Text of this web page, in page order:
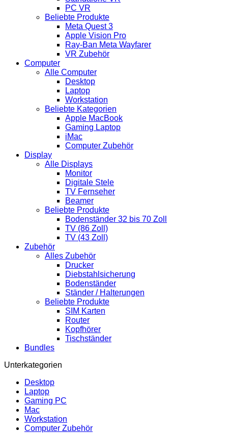
PC VR
Beliebte Produkte
Meta Quest 3
Apple Vision Pro
Ray-Ban Meta Wayfarer
VR Zubehör
Computer
Alle Computer
Desktop
Laptop
Workstation
Beliebte Kategorien
Apple MacBook
Gaming Laptop
iMac
Computer Zubehör
Display
Alle Displays
Monitor
Digitale Stele
TV Fernseher
Beamer
Beliebte Produkte
Bodenständer 32 bis 70 Zoll
TV (86 Zoll)
TV (43 Zoll)
Zubehör
Alles Zubehör
Drucker
Diebstahlsicherung
Bodenständer
Ständer / Halterungen
Beliebte Produkte
SIM Karten
Router
Kopfhörer
Tischständer
Bundles
Unterkategorien
Desktop
Laptop
Gaming PC
Mac
Workstation
Computer Zubehör